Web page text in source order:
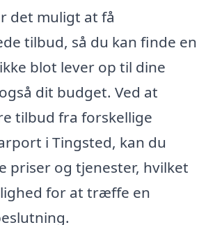
det muligt at få
tilbud, så du kan finde en
blot lever op til dine
dit budget. Ved at
tilbud fra forskellige
i Tingsted, kan du
priser og tjenester, hvilket
for at træffe en